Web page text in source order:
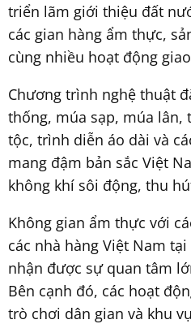
triển lãm giới thiệu đất
các gian hàng ẩm thực,
cùng nhiều hoạt động
Chương trình nghệ thuật
thống, múa sạp, múa lân,
tộc, trình diễn áo dài và
mang đậm bản sắc Việt
không khí sôi động, thu
Không gian ẩm thực với
các nhà hàng Việt Nam
nhận được sự quan tâm
Bên cạnh đó, các hoạt
trò chơi dân gian và khu